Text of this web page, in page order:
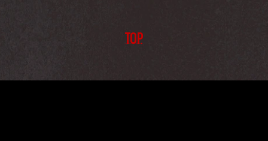
TOP